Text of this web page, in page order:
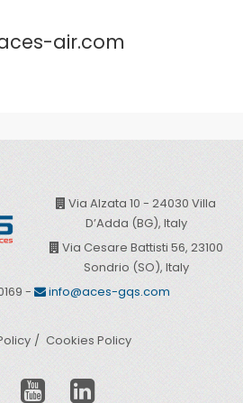
air.com
Via Alzata 10 - 24030 Villa
D’Adda (BG), Italy
Via Cesare Battisti 56, 23100
Sondrio (SO), Italy
-
info@aces-gqs.com
Cookies Policy